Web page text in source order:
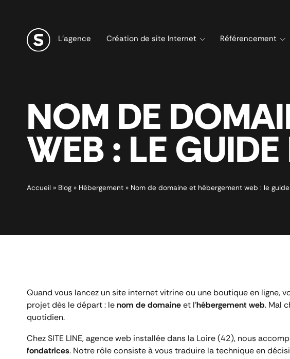
L’agence Création de site Internet Référencement
NOM DE
WEB : LE
Accueil » Blog » Hébergement » Nom de domaine et hébergement web : le guide
Quand vous lancez un site internet vitrine ou une boutique en ligne,
projet dès le départ : lenom de domaineet l’hébergement web. Mal
quotidien.
Chez SITE LINE, agence web installée dans la Loire (42), nous
fondatrices. Notre rôle consiste à vous traduire la technique en